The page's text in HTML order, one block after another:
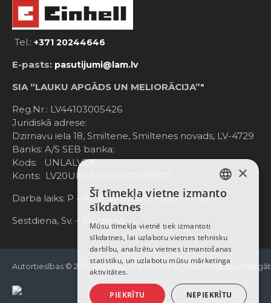
Tel.: +371 20244646
E-pasts: pasutijumi@lam.lv
SIA “LAUKU APGĀDS UN MELIORĀCIJA”"
Reg.Nr.: LV44103005426
Juridiskā adrese:
Dzirnavu iela 18, Smiltene, Smiltenes novads, LV-4729
Banks: A/S SEB banka;
Kods: UNLALV2X
Konts: LV20UNLA0050007676877
Darba laiks: P - Pk. 8:00 - 12:00; 13:00 - 17:00
Sestdiena, Sv. - Brīvdiena
Autortiesības © 2021-2025, www.e-einhell.lv, Visas tiesības
LATVIAN
ENGLISH
×
Šī tīmekļa vietne izmanto
sīkdatnes
Mūsu tīmekļa vietnē tiek izmantoti
sīkdatnes, lai uzlabotu vietnes tehnisku
darbību, analizētu vietnes izmantošanas
statistiku, un uzlabotu mūsu mārketinga
aktivitātes.
PIEKRĪTU NEPIEKRĪTU